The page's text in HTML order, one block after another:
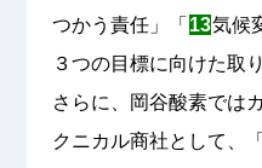
つかう責任」「 13気候
３つの目標に向けた取
さらに、岡谷酸素では
クニカル商社として、「